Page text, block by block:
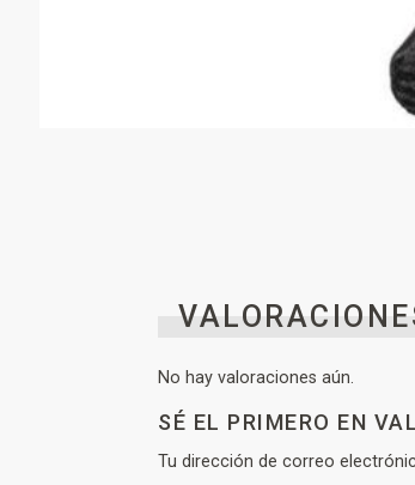
No hay valoraciones aún.
SÉ EL PRIMERO EN
Tu dirección de correo